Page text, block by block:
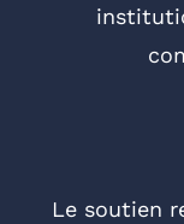
Le soutien